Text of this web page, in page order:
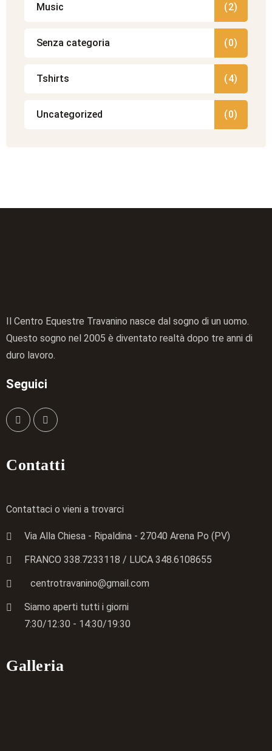
Music (2)
Senza categoria (0)
Tshirts (4)
Uncategorized (0)
Il Centro Equestre Travanino nasce dal sogno di un uomo.
Questo sogno nel 2005 è diventato realtà dopo tre anni di
duro lavoro.
Seguici
Contatti
Contattaci o vieni a trovarci
Via Alla Chiesa - Ripaldina - 27040 Arena Po (PV)
FRANCO 338.7233118 / LUCA 348.6108655
centrotravanino@gmail.com
Siamo aperti tutti i giorni
7:30/12:30 - 14:30/19:30
Galleria